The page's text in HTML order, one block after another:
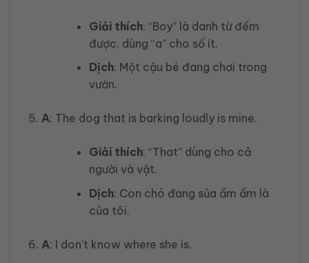
Giải thích: “Boy” là danh từ đếm
được, dùng “a” cho số ít.
Dịch: Một cậu bé đang chơi trong
vườn.
A: The dog that is barking loudly is mine.
Giải thích: “That” dùng cho cả
người và vật.
Dịch: Con chó đang sủa ầm ầm là
của tôi.
A: I don’t know where she is.